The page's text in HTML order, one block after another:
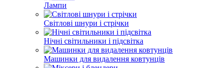
Лампи
Світлові шнури і стрічки
Нічні світильники і підсвітка
Машинки для видалення ковтунців